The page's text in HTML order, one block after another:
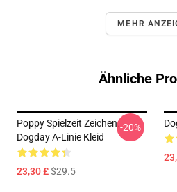
MEHR
Ähnliche
Poppy Spielzeit Zeichen:
Dogday A-Linie Kleid
23,30 £$29.5
-20%